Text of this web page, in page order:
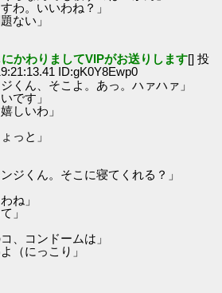
わ。いいわね？」
ない」
かわりましてVIPがお送りします[] 投
ID:gK0Y8Ewp0
くん、そこよ。あっ。ハァハァ」
です」
しいわ」
っと」
ジくん。そこに寝てくれる？」
ね」
」
、コンドームは」
（にっこり」